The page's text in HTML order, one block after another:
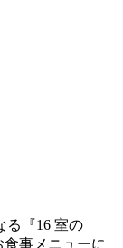
る『16 室の
事メニューに